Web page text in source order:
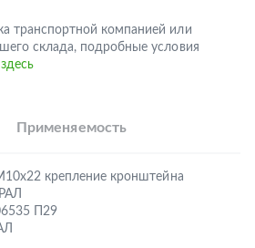
транспортной компанией или
склада, подробные условия
здесь
Применяемость
крепление кронштейна
П29